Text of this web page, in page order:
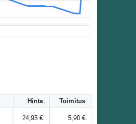
Hinta Toimitus
24,95 € 5,90 €